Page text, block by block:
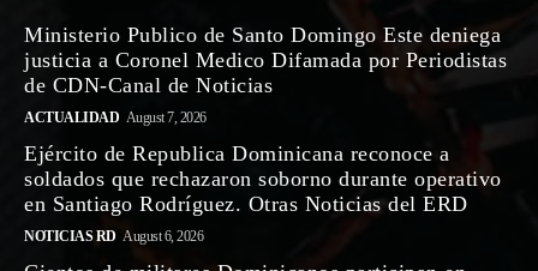
Ministerio Publico de Santo Domingo Este deniega
justicia a Coronel Medico Difamada por Periodistas
de CDN-Canal de Noticias
ACTUALIDAD August 7, 2026
Ejército de Republica Dominicana reconoce a
soldados que rechazaron soborno durante operativo
en Santiago Rodríguez. Otras Noticias del ERD
NOTICIAS RD August 6, 2026